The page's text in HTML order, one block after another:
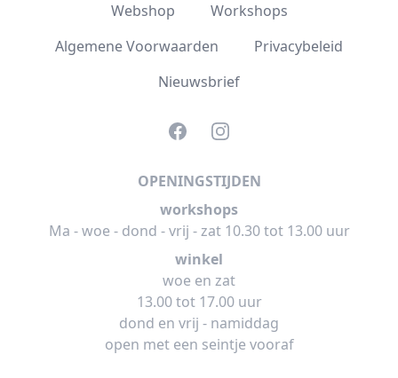
Webshop
Workshops
Algemene Voorwaarden
Privacybeleid
Nieuwsbrief
FacebookInstagram
OPENINGSTIJDEN
workshops
Ma - woe - dond - vrij - zat 10.30 tot 13.00 uur
winkel
woe en zat
13.00 tot 17.00 uur
dond en vrij - namiddag
open met een seintje vooraf